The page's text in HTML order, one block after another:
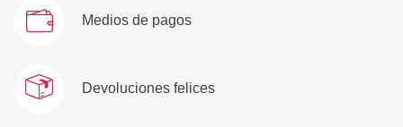
Medios de pagos
Devoluciones felices